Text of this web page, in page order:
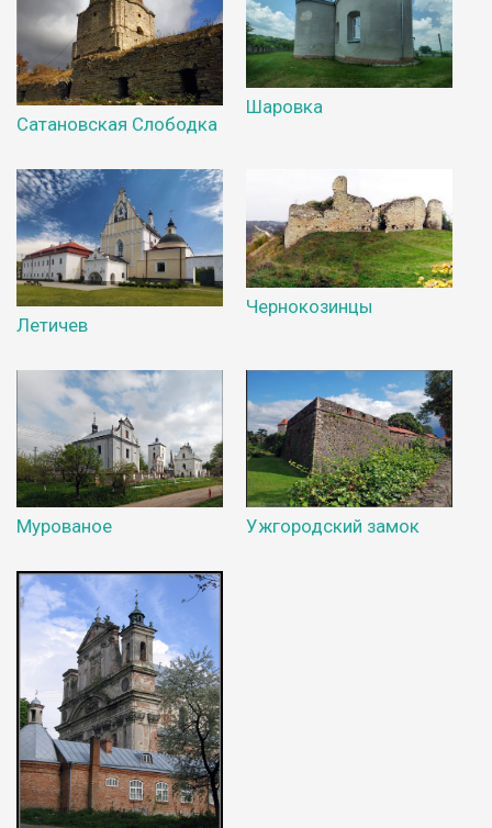
Сатановская Слободка
Шаровка
Летичев
Чернокозинцы
Мурованое Ужгородский замок